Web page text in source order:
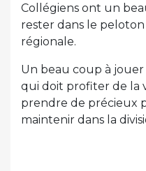
Collégiens ont un
rester dans le
régionale.
Un beau coup à jouer
qui doit profiter de la
prendre de précieux
maintenir dans la